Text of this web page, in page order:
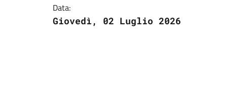
Data:
Giovedì, 02 Luglio 2026